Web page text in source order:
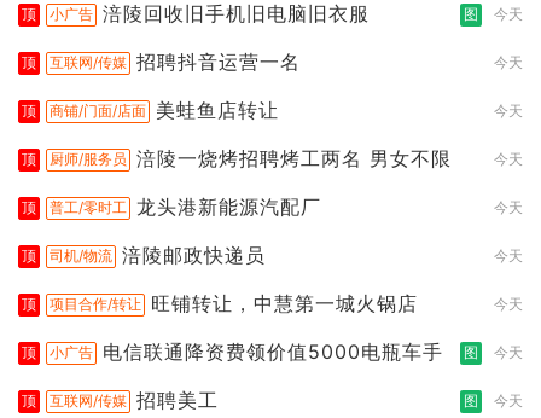
顶 小广告 涪陵回收旧手机旧电脑旧衣服 图 今天
顶 互联网/传媒 招聘抖音运营一名 今天
顶 商铺/门面/店面 美蛙鱼店转让 今天
顶 厨师/服务员 涪陵一烧烤招聘烤工两名 男女不限 今天
顶 普工/零时工 龙头港新能源汽配厂 今天
顶 司机/物流 涪陵邮政快递员 今天
顶 项目合作/转让 旺铺转让，中慧第一城火锅店 今天
顶 小广告 电信联通降资费领价值5000电瓶车手 图 今天
顶 互联网/传媒 招聘美工 图 今天